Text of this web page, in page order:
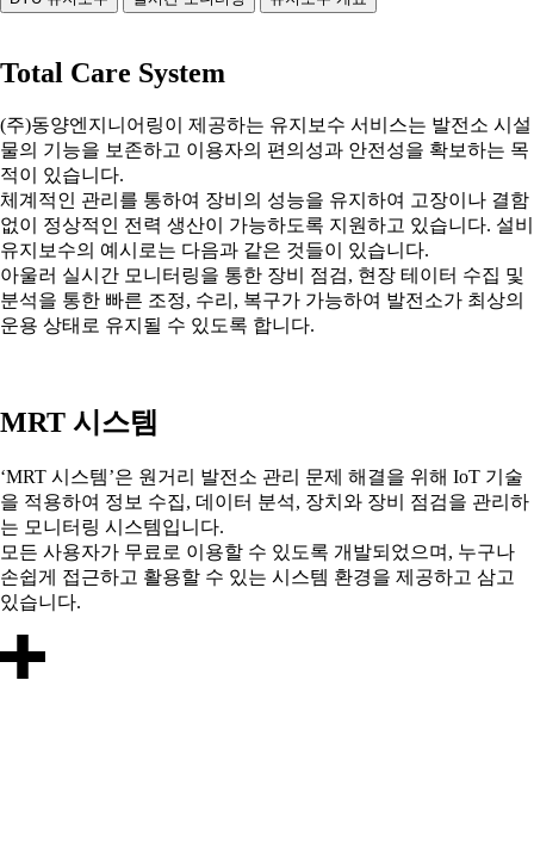
Total Care System
(주)동양엔지니어링이 제공하는 유지보수 서비스는 발전소 시설
물의 기능을 보존하고 이용자의 편의성과 안전성을 확보하는 목
적이 있습니다.
체계적인 관리를 통하여 장비의 성능을 유지하여 고장이나 결함
없이 정상적인 전력 생산이 가능하도록 지원하고 있습니다. 설비
유지보수의 예시로는 다음과 같은 것들이 있습니다.
아울러 실시간 모니터링을 통한 장비 점검, 현장 테이터 수집 및
분석을 통한 빠른 조정, 수리, 복구가 가능하여 발전소가 최상의
운용 상태로 유지될 수 있도록 합니다.
MRT 시스템
‘MRT 시스템’은 원거리 발전소 관리 문제 해결을 위해 IoT 기술
을 적용하여 정보 수집, 데이터 분석, 장치와 장비 점검을 관리하
는 모니터링 시스템입니다.
모든 사용자가 무료로 이용할 수 있도록 개발되었으며, 누구나
손쉽게 접근하고 활용할 수 있는 시스템 환경을 제공하고 삼고
있습니다.